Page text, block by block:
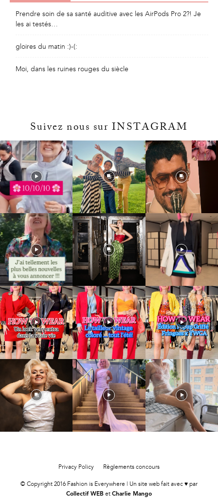
Prendre soin de sa santé auditive avec les AirPods Pro 2?! Je
les ai testés…
gloires du matin :)-(:
Moi, dans les ruines rouges du siècle
Suivez nous sur INSTAGRAM
Privacy Policy Règlements concours
© Copyright 2016 Fashion is Everywhere | Un site web fait avec ♥ par
Collectif WEB et Charlie Mango